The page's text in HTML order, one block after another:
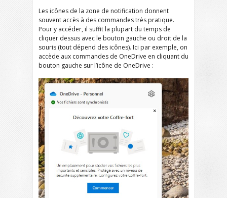
Les icônes de la zone de notification donnent
souvent accès à des commandes très pratique.
Pour y accéder, il suffit la plupart du temps de
cliquer dessus avec le bouton gauche ou droit de la
souris (tout dépend des icônes). Ici par exemple, on
accède aux commandes de OneDrive en cliquant du
bouton gauche sur l’icône de OneDrive :